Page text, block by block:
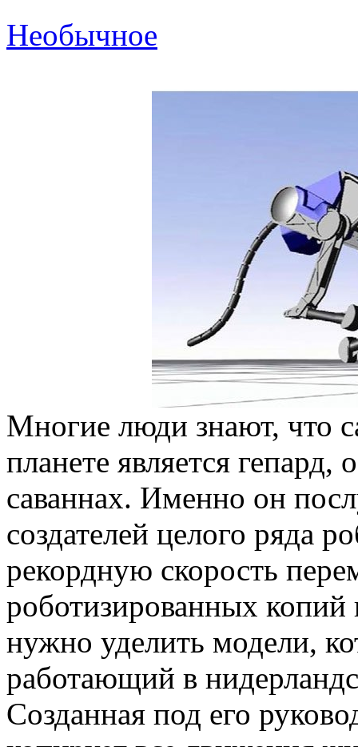
Необычное
Многие люди знают, что
планете является
саваннах. Именно он
создателей целого ряда
рекордную скорость
роботизированных копий
нужно уделить модели,
работающий в
Созданная под его